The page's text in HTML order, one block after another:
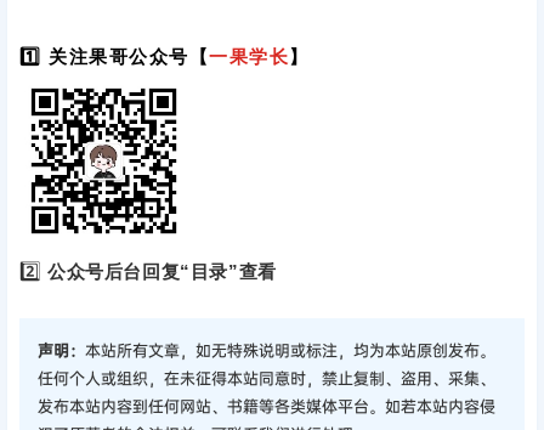
1️⃣ 关注果哥公众号【一果学长】
2️⃣公众号后台回复“目录”查看
声明： 本站所有文章，如无特殊说明或标注，均为本站原创发布。
任何个人或组织，在未征得本站同意时，禁止复制、盗用、采集、
发布本站内容到任何网站、书籍等各类媒体平台。如若本站内容侵